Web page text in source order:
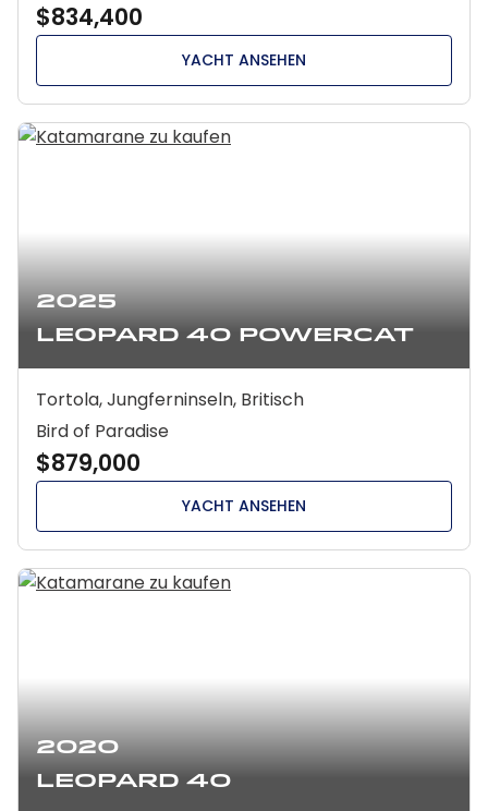
$834,400
YACHT ANSEHEN
2025
Leopard 40 Powercat
Tortola, Jungferninseln, Britisch
Bird of Paradise
$879,000
YACHT ANSEHEN
2020
Leopard 40